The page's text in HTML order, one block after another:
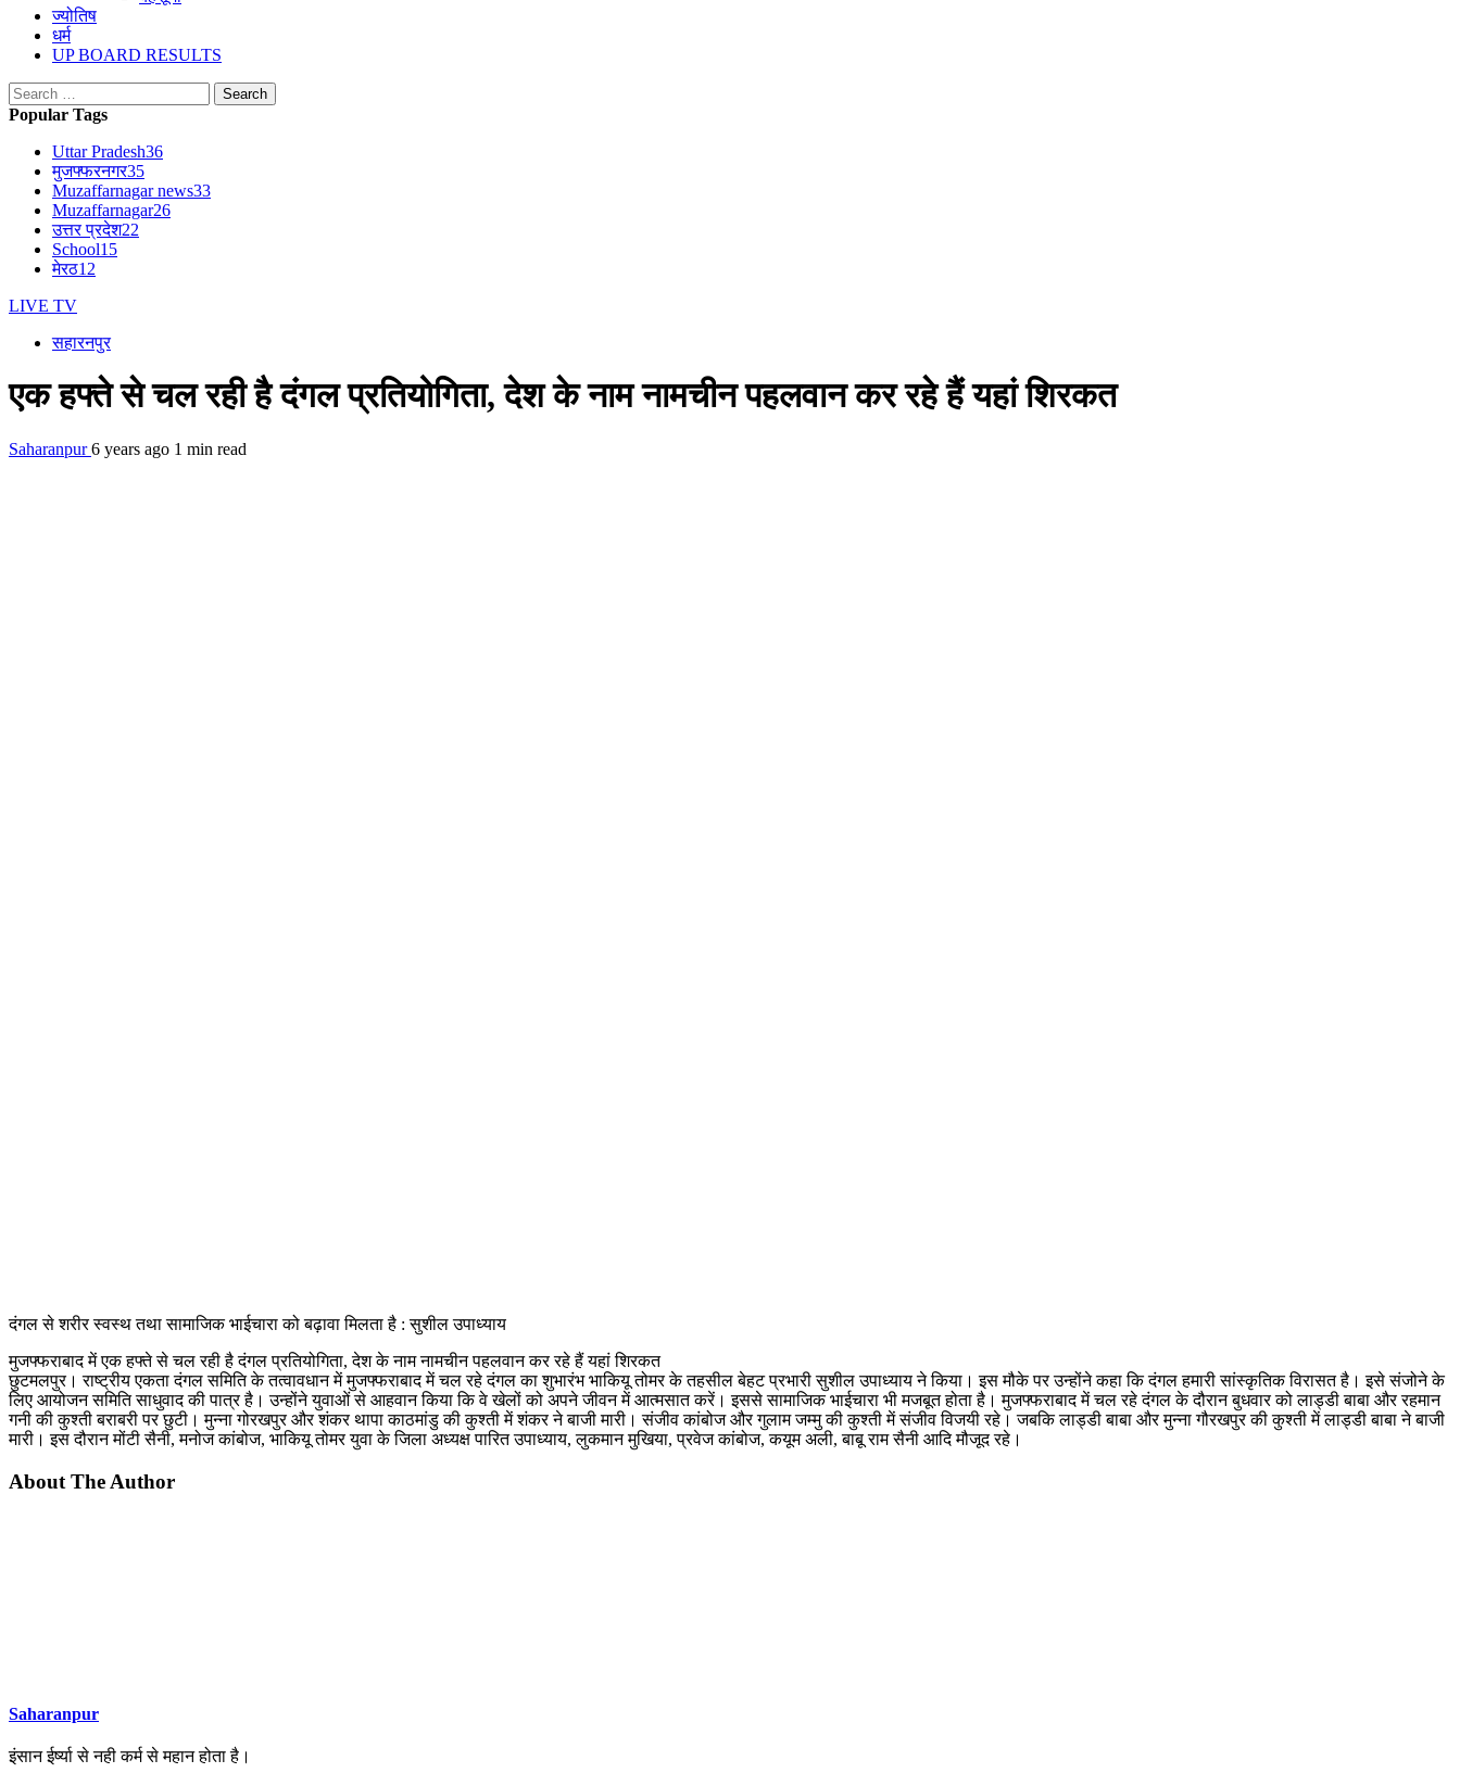
ज्योतिष
धर्म
UP BOARD RESULTS
Search
for:
Popular Tags
Uttar Pradesh36
मुजफ्फरनगर35
Muzaffarnagar news33
Muzaffarnagar26
उत्तर प्रदेश22
School15
मेरठ12
LIVE TV
सहारनपुर
एक हफ्ते से चल रही है दंगल प्रतियोगिता, देश के नाम नामचीन पहलवान कर रहे हैं यहां शिरकत
Saharanpur6 years ago 1 min read
दंगल से शरीर स्वस्थ तथा सामाजिक भाईचारा को बढ़ावा मिलता है : सुशील उपाध्याय
मुजफ्फराबाद में एक हफ्ते से चल रही है दंगल प्रतियोगिता, देश के नाम नामचीन पहलवान कर रहे हैं यहां शिरकत
छुटमलपुर। राष्ट्रीय एकता दंगल समिति के तत्वावधान में मुजफ्फराबाद में चल रहे दंगल का शुभारंभ भाकियू तोमर के तहसील बेहट प्रभारी सुशील उपाध्याय ने किया। इस मौके पर उन्होंने कहा कि दंगल हमारी सांस्कृतिक विरासत है। इसे संजोने के
लिए आयोजन समिति साधुवाद की पात्र है। उन्होंने युवाओं से आहवान किया कि वे खेलों को अपने जीवन में आत्मसात करें। इससे सामाजिक भाईचारा भी मजबूत होता है। मुजफ्फराबाद में चल रहे दंगल के दौरान बुधवार को लाड्डी बाबा और रहमान
गनी की कुश्ती बराबरी पर छुटी। मुन्ना गोरखपुर और शंकर थापा काठमांडु की कुश्ती में शंकर ने बाजी मारी। संजीव कांबोज और गुलाम जम्मु की कुश्ती में संजीव विजयी रहे। जबकि लाड्डी बाबा और मुन्ना गौरखपुर की कुश्ती में लाड्डी बाबा ने बाजी
मारी। इस दौरान मोंटी सैनी, मनोज कांबोज, भाकियू तोमर युवा के जिला अध्यक्ष पारित उपाध्याय, लुकमान मुखिया, प्रवेज कांबोज, कयूम अली, बाबू राम सैनी आदि मौजूद रहे।
About The Author
Saharanpur
इंसान ईर्ष्या से नही कर्म से महान होता है।